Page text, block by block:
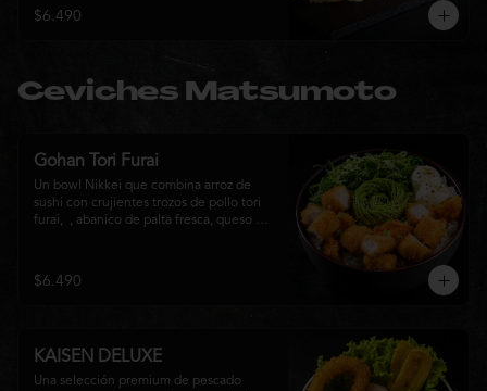
corona con salmón y pescado blanco en
tempura, cebolla morada, una sedosa
logrando una experiencia intensa,
equilibrada y auténticamente nikkei.
$6.490
Ceviches Matsumoto
Gohan Tori Furai
Un bowl Nikkei que combina arroz de
sushi con crujientes trozos de pollo tori
furai,  , abanico de palta fresca, queso
sabores que equilibra lo crocante, lo
fresco y lo cremoso en cada bocado.
$6.490
KAISEN DELUXE
Una selección premium de pescado